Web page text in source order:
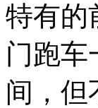
特有的
门跑车
间，但